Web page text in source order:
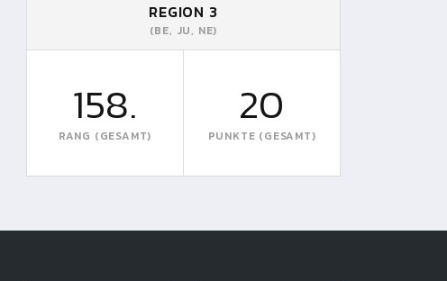
REGION 3
(BE, JU, NE)
158.
RANG (GESAMT)
20
PUNKTE (GESAMT)